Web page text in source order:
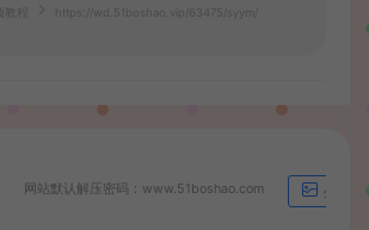
教程 https://wd.51boshao.vip/63475/syym/
网站默认解压密码：www.51boshao.com 生成海